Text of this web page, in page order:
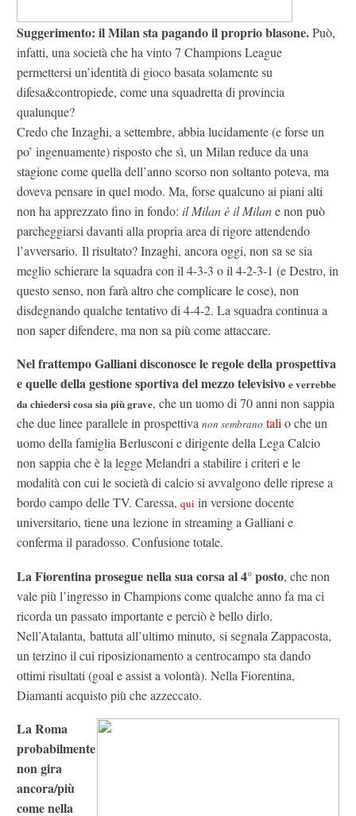
Suggerimento: il Milan sta pagando il proprio blasone.Può,
infatti, una società che ha vinto 7 Champions League
permettersi un’identità di gioco basata solamente su
difesa&contropiede, come una squadretta di provincia
qualunque?
Credo che Inzaghi, a settembre, abbia lucidamente (e forse un
po’ ingenuamente) risposto che sì, un Milan reduce da una
stagione come quella dell’anno scorso non soltanto poteva, ma
doveva pensare in quel modo. Ma, forse qualcuno ai piani alti
non ha apprezzato fino in fondo: il Milan è il Milane non può
parcheggiarsi davanti alla propria area di rigore attendendo
l’avversario. Il risultato? Inzaghi, ancora oggi, non sa se sia
meglio schierare la squadra con il 4-3-3 o il 4-2-3-1 (e Destro, in
questo senso, non farà altro che complicare le cose), non
disdegnando qualche tentativo di 4-4-2. La squadra continua a
non saper difendere, ma non sa più come attaccare.
Nel frattempo Galliani disconosce le regole della prospettiva
e quelle della gestione sportiva del mezzo televisivo e verrebbe
da chiedersi cosa sia più grave, che un uomo di 70 anni non sappia
che due linee parallele in prospettiva non sembrano talio che un
uomo della famiglia Berlusconi e dirigente della Lega Calcio
non sappia che è la legge Melandri a stabilire i criteri e le
modalità con cui le società di calcio si avvalgono delle riprese a
bordo campo delle TV. Caressa, qui in versione docente
universitario, tiene una lezione in streaming a Galliani e
conferma il paradosso. Confusione totale.
La Fiorentina prosegue nella sua corsa al 4° posto, che non
vale più l’ingresso in Champions come qualche anno fa ma ci
ricorda un passato importante e perciò è bello dirlo.
Nell’Atalanta, battuta all’ultimo minuto, si segnala Zappacosta,
un terzino il cui riposizionamento a centrocampo sta dando
ottimi risultati (goal e assist a volontà). Nella Fiorentina,
Diamanti acquisto più che azzeccato.
La Roma
probabilmente
non gira
ancora/più
come nella